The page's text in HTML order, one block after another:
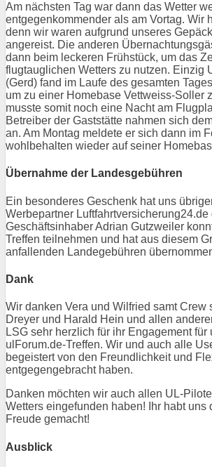
Am nächsten Tag war dann das Wetter
entgegenkommender als am Vortag. Wir
denn wir waren aufgrund unseres
angereist. Die anderen
dann beim leckeren Frühstück, um das
flugtauglichen Wetters zu nutzen. Einzig
(Gerd) fand im Laufe des gesamten
um zu einer Homebase Vettweiss-Soller
musste somit noch eine Nacht am
Betreiber der Gaststätte nahmen sich
an. Am Montag meldete er sich dann im
wohlbehalten wieder auf seiner
Übernahme der Landesgebühren
Ein besonderes Geschenk hat uns
Werbepartner Luftfahrtversicherung24.de
Geschäftsinhaber Adrian Gutzweiler
Treffen teilnehmen und hat aus diesem
anfallenden Landegebühren
Dank
Wir danken Vera und Wilfried samt Crew
Dreyer und Harald Hein und allen
LSG sehr herzlich für ihr Engagement für
ulForum.de-Treffen. Wir und auch alle
begeistert von den Freundlichkeit und
entgegengebracht haben.
Danken möchten wir auch allen UL-
Wetters eingefunden haben! Ihr habt uns
Freude gemacht!
Ausblick